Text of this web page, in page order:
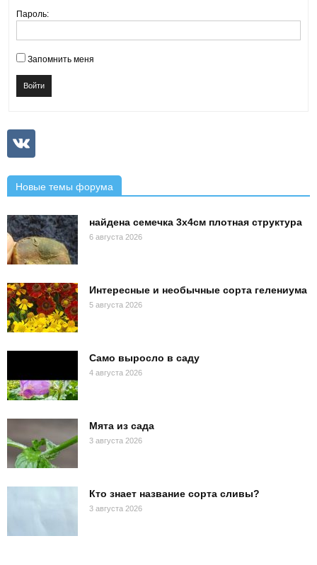
Пароль:
Запомнить меня
Войти
Новые темы форума
найдена семечка 3х4см плотная структура
6 августа 2026
Интересные и необычные сорта гелениума
5 августа 2026
Само выросло в саду
4 августа 2026
Мята из сада
3 августа 2026
Кто знает название сорта сливы?
3 августа 2026